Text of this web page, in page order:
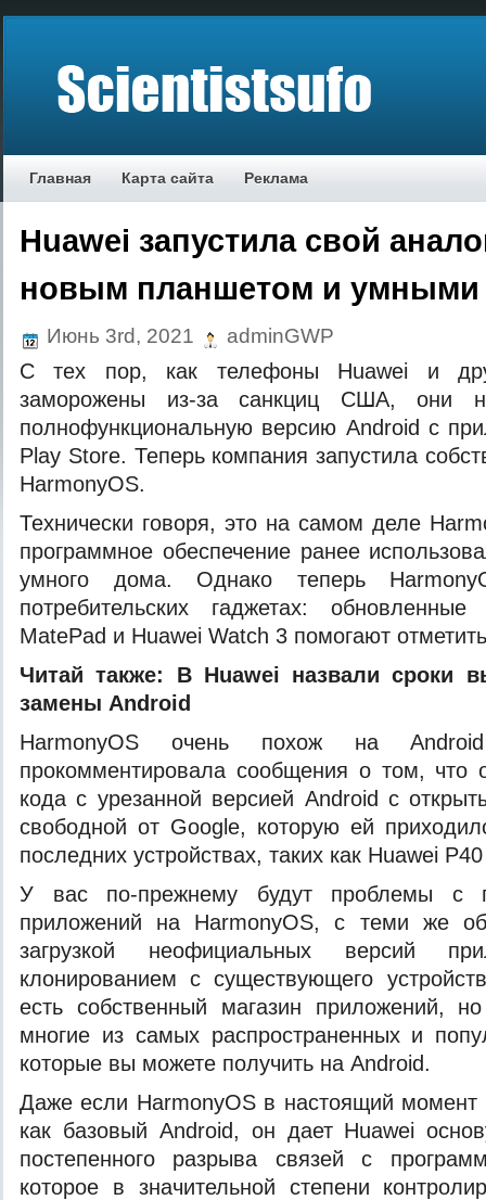
Главная Карта сайта Реклама
Huawei запустила свой
новым планшетом и умными
Июнь 3rd, 2021 adminGWP
С тех пор, как телефоны Huawei и
заморожены из-за санкциц США, они
полнофункциональную версию Android с
Play Store. Теперь компания запустила
HarmonyOS.
Технически говоря, это на самом деле
программное обеспечение ранее
умного дома. Однако теперь
потребительских гаджетах:
MatePad и Huawei Watch 3 помогают
Читай также: В Huawei назвали сроки
замены Android
HarmonyOS очень похож на
прокомментировала сообщения о том, что
кода с урезанной версией Android с
свободной от Google, которую ей
последних устройствах, таких как Huawei
У вас по-прежнему будут проблемы с
приложений на HarmonyOS, с теми же
загрузкой неофициальных версий
клонированием с существующего
есть собственный магазин приложений,
многие из самых распространенных и
которые вы можете получить на Android.
Даже если HarmonyOS в настоящий момент
как базовый Android, он дает Huawei
постепенного разрыва связей с
которое в значительной степени